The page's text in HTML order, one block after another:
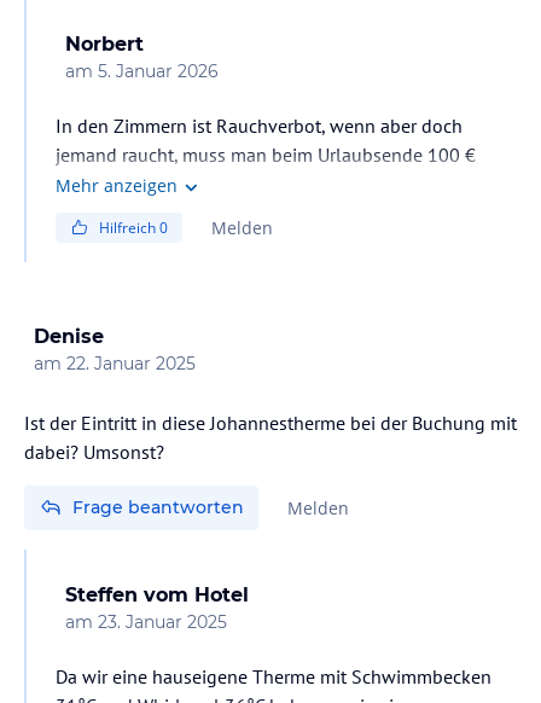
Norbert
am 5. Januar 2026
In den Zimmern ist Rauchverbot, wenn aber doch
jemand raucht, muss man beim Urlaubsende 100 €
extra zahlen. So war es jedenfalls im letzten September.
vor Buchung beim Hotel zu informieren.
Mehr anzeigen
Hilfreich0 Melden
Denise
am 22. Januar 2025
Ist der Eintritt in diese Johannestherme bei der Buchung mit
dabei? Umsonst?
Frage beantworten Melden
Steffen vom Hotel
am 23. Januar 2025
Da wir eine hauseigene Therme mit Schwimmbecken